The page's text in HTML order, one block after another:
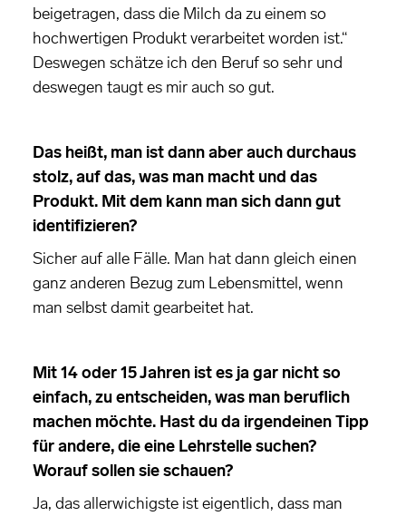
beigetragen, dass die Milch da zu einem so
hochwertigen Produkt verarbeitet worden ist.“
Deswegen schätze ich den Beruf so sehr und
deswegen taugt es mir auch so gut.
Das heißt, man ist dann aber auch durchaus
stolz, auf das, was man macht und das
Produkt. Mit dem kann man sich dann gut
identifizieren?
Sicher auf alle Fälle. Man hat dann gleich einen
ganz anderen Bezug zum Lebensmittel, wenn
man selbst damit gearbeitet hat.
Mit 14 oder 15 Jahren ist es ja gar nicht so
einfach, zu entscheiden, was man beruflich
machen möchte. Hast du da irgendeinen Tipp
für andere, die eine Lehrstelle suchen?
Worauf sollen sie schauen?
Ja, das allerwichigste ist eigentlich, dass man